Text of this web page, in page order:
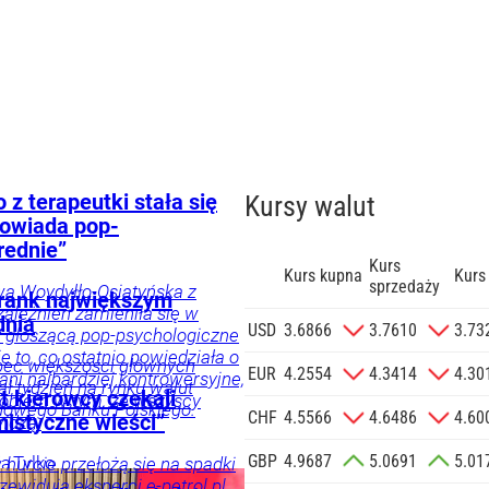
na
na podany
o.o. w imieniu
zlecenie jej
z terapeutki stała się
pop-
Woydyłło-Osiatyńska z
zamieniła się w
pop-psychologiczne
to, co ostatnio powiedziała o
najbardziej kontrowersyjne,
w tym, że wszyscy
Tylko
największym
większości głównych
tydzień na rynku walut
Banku Polskiego.
kierowcy czekali
wieści”
przełożą się na spadki
Kursy walut
Kurs kupna Kurs
sprzedaży
USD 3.6866 3.7610
EUR 4.2554 4.3414
CHF 4.5566 4.6486
GBP 4.9687 5.0691